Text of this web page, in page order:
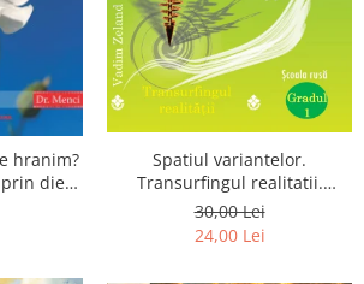
hranim?
dieta
si in
Spatiul variantelor.
Transurfingul realitatii.
Gradul 1. Cum sa ne
dezvoltam intuitia si sa ne
alegem soarta
30,00 Lei
24,00 Lei